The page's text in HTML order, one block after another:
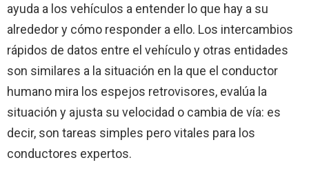
ayuda a los vehículos a entender lo que hay a su
alrededor y cómo responder a ello. Los intercambios
rápidos de datos entre el vehículo y otras entidades
son similares a la situación en la que el conductor
humano mira los espejos retrovisores, evalúa la
situación y ajusta su velocidad o cambia de vía: es
decir, son tareas simples pero vitales para los
conductores expertos.